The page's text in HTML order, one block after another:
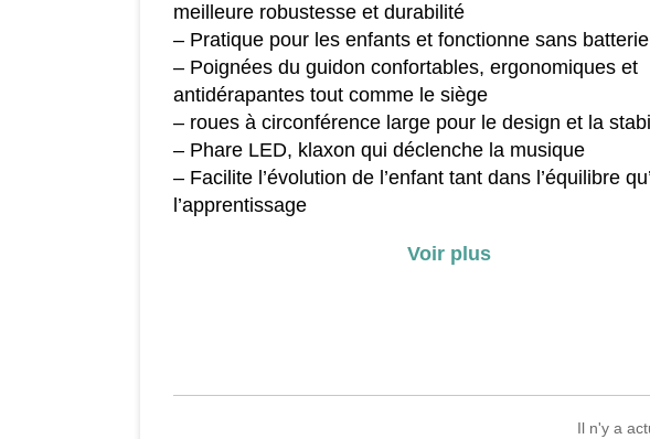
meilleure robustesse et durabilité
– Pratique pour les enfants et fonctionne sans batterie
– Poignées du guidon confortables, ergonomiques et
antidérapantes tout comme le siège
– roues à circonférence large pour le design et la
– Phare LED, klaxon qui déclenche la musique
– Facilite l’évolution de l’enfant tant dans l’équilibre
l’apprentissage
- Certifications EN62 et EN71Voir plus
Il n'y a